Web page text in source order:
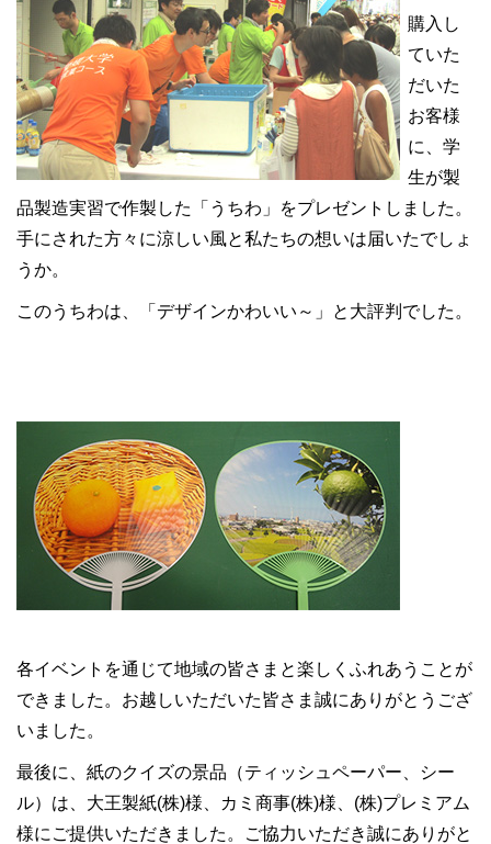
購入し
ていた
だいた
お客様
に、学
生が製
品製造実習で作製した「うちわ」をプレゼントしました。
手にされた方々に涼しい風と私たちの想いは届いたでしょ
うか。
このうちわは、「デザインかわいい～」と大評判でした。
各イベントを通じて地域の皆さまと楽しくふれあうことが
できました。お越しいただいた皆さま誠にありがとうござ
いました。
最後に、紙のクイズの景品（ティッシュペーパー、シー
ル）は、大王製紙(株)様、カミ商事(株)様、(株)プレミアム
様にご提供いただきました。ご協力いただき誠にありがと